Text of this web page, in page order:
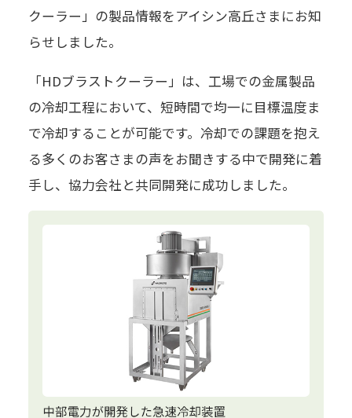
クーラー」の製品情報をアイシン高丘さまにお知
らせしました。
「HDブラストクーラー」は、工場での金属製品
の冷却工程において、短時間で均一に目標温度ま
で冷却することが可能です。冷却での課題を抱え
る多くのお客さまの声をお聞きする中で開発に着
手し、協力会社と共同開発に成功しました。